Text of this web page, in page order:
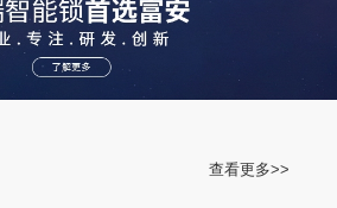
查看更多>>